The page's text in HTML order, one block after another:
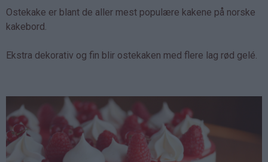
Ostekake er blant de aller mest populære kakene på norske
kakebord.
Ekstra dekorativ og fin blir ostekaken med flere lag rød gelé.